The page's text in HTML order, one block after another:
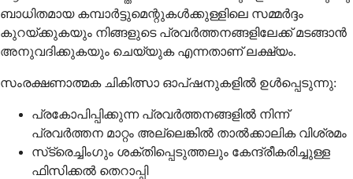
ബാധിതമായ കമ്പാർട്ടുമെന്റുകൾക്കുള്ളിലെ സമ്മർദ്ദം
കുറയ്ക്കുകയും നിങ്ങളുടെ പ്രവർത്തനങ്ങളിലേക്ക് മടങ്ങാൻ
അനുവദിക്കുകയും ചെയ്യുക എന്നതാണ് ലക്ഷ്യം.
സംരക്ഷണാത്മക ചികിത്സാ ഓപ്ഷനുകളിൽ ഉൾപ്പെടുന്നു:
പ്രകോപിപ്പിക്കുന്ന പ്രവർത്തനങ്ങളിൽ നിന്ന്
പ്രവർത്തന മാറ്റം അല്ലെങ്കിൽ താൽക്കാലിക വിശ്രമം
സ്‌ട്രെച്ചിംഗും ശക്തിപ്പെടുത്തലും കേന്ദ്രീകരിച്ചുള്ള
ഫിസിക്കൽ തെറാപ്പി